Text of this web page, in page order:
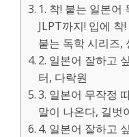
1. 착! 붙는 일본어
JLPT까지! 입에
붙는 독학 시리즈,
2. 일본어 잘하고
터, 다락원
3. 일본어 무작정
말이 나온다, 길벗
4. 일본어 잘하고